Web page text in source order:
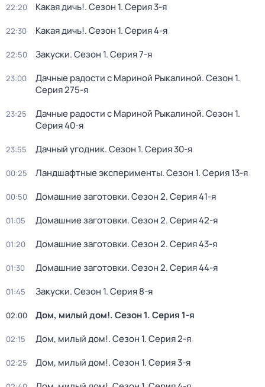
22:20 Какая дичь!. Сезон 1. Серия 3-я
22:30 Какая дичь!. Сезон 1. Серия 4-я
22:50 Закуски. Сезон 1. Серия 7-я
23:00 Дачные радости с Мариной Рыкалиной. Сезон 1.
Серия 275-я
23:25 Дачные радости с Мариной Рыкалиной. Сезон 1.
Серия 40-я
23:55 Дачный угодник. Сезон 1. Серия 30-я
00:25 Ландшафтные эксперименты. Сезон 1. Серия 13-я
00:50 Домашние заготовки. Сезон 2. Серия 41-я
01:05 Домашние заготовки. Сезон 2. Серия 42-я
01:20 Домашние заготовки. Сезон 2. Серия 43-я
01:30 Домашние заготовки. Сезон 2. Серия 44-я
01:45 Закуски. Сезон 1. Серия 8-я
02:00 Дом, милый дом!. Сезон 1. Серия 1-я
02:15 Дом, милый дом!. Сезон 1. Серия 2-я
02:25 Дом, милый дом!. Сезон 1. Серия 3-я